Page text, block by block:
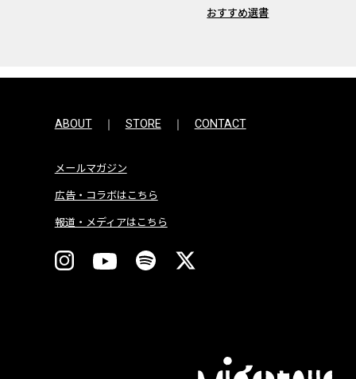
おすすめ選書
ABOUT STORE CONTACT
メールマガジン
広告・コラボはこちら
報道・メディアはこちら